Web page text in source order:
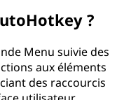
?
Menu suivie des
aux éléments
des raccourcis